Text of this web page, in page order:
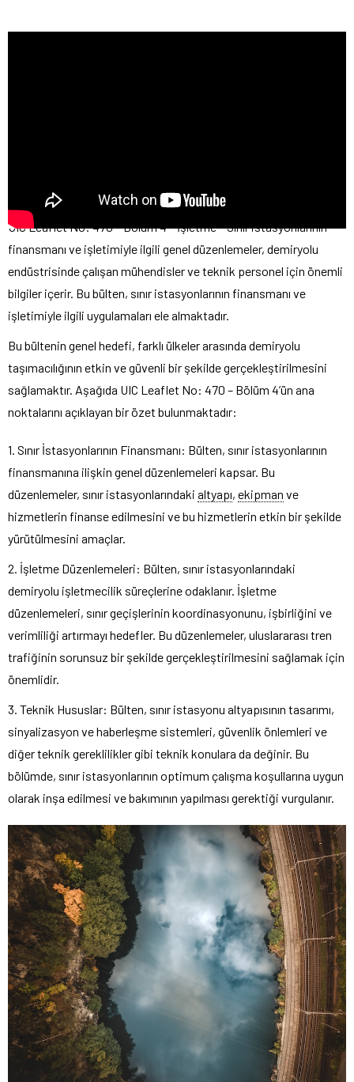
UIC Leaflet No: 470 – Bölüm 4 – İşletme – Sınır istasyonlarının
finansmanı ve işletimiyle ilgili genel düzenlemeler, demiryolu
endüstrisinde çalışan mühendisler ve teknik personel için önemli
bilgiler içerir. Bu bülten, sınır istasyonlarının finansmanı ve
işletimiyle ilgili uygulamaları ele almaktadır.
Bu bültenin genel hedefi, farklı ülkeler arasında demiryolu
taşımacılığının etkin ve güvenli bir şekilde gerçekleştirilmesini
sağlamaktır. Aşağıda UIC Leaflet No: 470 – Bölüm 4’ün ana
noktalarını açıklayan bir özet bulunmaktadır:
1. Sınır İstasyonlarının Finansmanı: Bülten, sınır istasyonlarının
finansmanına ilişkin genel düzenlemeleri kapsar. Bu
düzenlemeler, sınır istasyonlarındaki altyapı, ekipman ve
hizmetlerin finanse edilmesini ve bu hizmetlerin etkin bir şekilde
yürütülmesini amaçlar.
2. İşletme Düzenlemeleri: Bülten, sınır istasyonlarındaki
demiryolu işletmecilik süreçlerine odaklanır. İşletme
düzenlemeleri, sınır geçişlerinin koordinasyonunu, işbirliğini ve
verimliliği artırmayı hedefler. Bu düzenlemeler, uluslararası tren
trafiğinin sorunsuz bir şekilde gerçekleştirilmesini sağlamak için
önemlidir.
3. Teknik Hususlar: Bülten, sınır istasyonu altyapısının tasarımı,
sinyalizasyon ve haberleşme sistemleri, güvenlik önlemleri ve
diğer teknik gereklilikler gibi teknik konulara da değinir. Bu
bölümde, sınır istasyonlarının optimum çalışma koşullarına uygun
olarak inşa edilmesi ve bakımının yapılması gerektiği vurgulanır.